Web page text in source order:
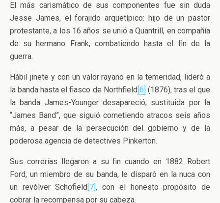
El más carismático de sus componentes fue sin duda
Jesse James, el forajido arquetípico: hijo de un pastor
protestante, a los 16 años se unió a Quantrill, en compañía
de su hermano Frank, combatiendo hasta el fin de la
guerra.
Hábil jinete y con un valor rayano en la temeridad, lideró a
la banda hasta el fiasco de Northfield [6] (1876), tras el que
la banda James-Younger desapareció, sustituida por la
“James Band”, que siguió cometiendo atracos seis años
más, a pesar de la persecución del gobierno y de la
poderosa agencia de detectives Pinkerton.
Sus correrías llegaron a su fin cuando en 1882 Robert
Ford, un miembro de su banda, le disparó en la nuca con
un revólver Schofield [7], con el honesto propósito de
cobrar la recompensa por su cabeza.